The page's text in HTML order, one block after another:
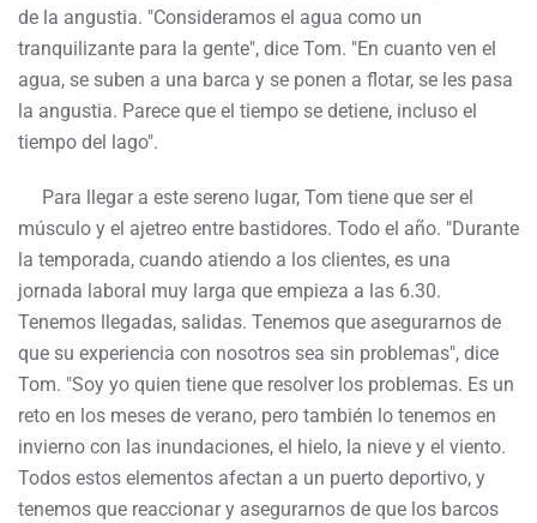
de la angustia. "Consideramos el agua como un
tranquilizante para la gente", dice Tom. "En cuanto ven el
agua, se suben a una barca y se ponen a flotar, se les pasa
la angustia. Parece que el tiempo se detiene, incluso el
tiempo del lago".
Para llegar a este sereno lugar, Tom tiene que ser el
músculo y el ajetreo entre bastidores. Todo el año. "Durante
la temporada, cuando atiendo a los clientes, es una
jornada laboral muy larga que empieza a las 6.30.
Tenemos llegadas, salidas. Tenemos que asegurarnos de
que su experiencia con nosotros sea sin problemas", dice
Tom. "Soy yo quien tiene que resolver los problemas. Es un
reto en los meses de verano, pero también lo tenemos en
invierno con las inundaciones, el hielo, la nieve y el viento.
Todos estos elementos afectan a un puerto deportivo, y
tenemos que reaccionar y asegurarnos de que los barcos